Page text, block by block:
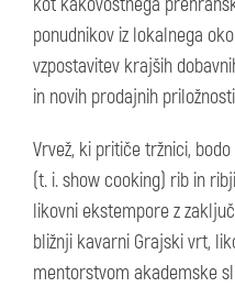
ponudnikov iz lokalnega
vzpostavitev krajših
in novih prodajnih
Vrvež, ki pritiče tržnici,
(t. i. show cooking) rib in
likovni ekstempore z
bližnji kavarni Grajski vrt,
mentorstvom akademske